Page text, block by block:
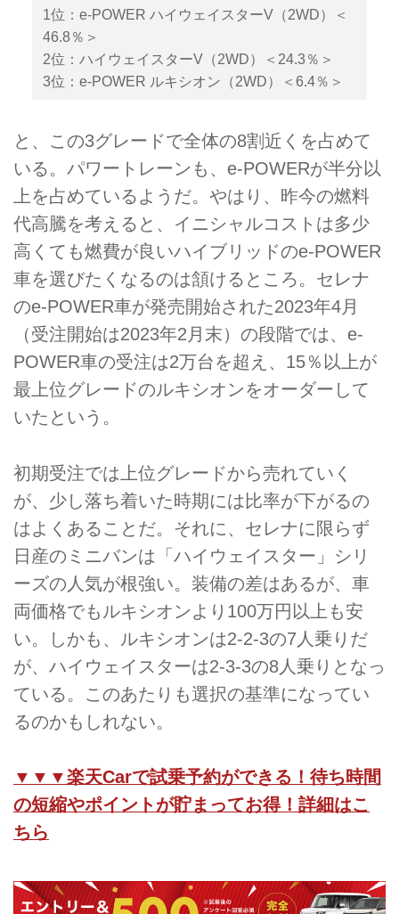
1位：e-POWER ハイウェイスターV（2WD）＜
46.8％＞
2位：ハイウェイスターV（2WD）＜24.3％＞
3位：e-POWER ルキシオン（2WD）＜6.4％＞
と、この3グレードで全体の8割近くを占めて
いる。パワートレーンも、e-POWERが半分以
上を占めているようだ。やはり、昨今の燃料
代高騰を考えると、イニシャルコストは多少
高くても燃費が良いハイブリッドのe-POWER
車を選びたくなるのは頷けるところ。セレナ
のe-POWER車が発売開始された2023年4月
（受注開始は2023年2月末）の段階では、e-
POWER車の受注は2万台を超え、15％以上が
最上位グレードのルキシオンをオーダーして
いたという。
初期受注では上位グレードから売れていく
が、少し落ち着いた時期には比率が下がるの
はよくあることだ。それに、セレナに限らず
日産のミニバンは「ハイウェイスター」シリ
ーズの人気が根強い。装備の差はあるが、車
両価格でもルキシオンより100万円以上も安
い。しかも、ルキシオンは2-2-3の7人乗りだ
が、ハイウェイスターは2-3-3の8人乗りとなっ
ている。このあたりも選択の基準になってい
るのかもしれない。
▼▼▼楽天Carで試乗予約ができる！待ち時間
の短縮やポイントが貯まってお得！詳細はこ
ちら